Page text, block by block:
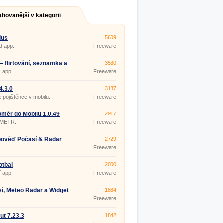
v kategorii
app.
5609
Freeware
flirtování, seznamka a
app.
3530
Freeware
pojištěnce v mobilu.
3187
Freeware
do Mobilu 1.0.49
2917
Freeware
Počasí & Radar
2729
Freeware
app.
2000
Freeware
Meteo Radar a Widget
4.0.27
1884
Freeware
7.23.3
1842